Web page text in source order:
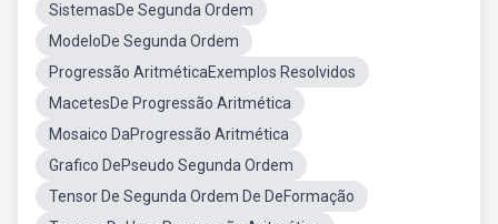
SistemasDe Segunda Ordem
ModeloDe Segunda Ordem
Progressão AritméticaExemplos Resolvidos
MacetesDe Progressão Aritmética
Mosaico DaProgressão Aritmética
Grafico DePseudo Segunda Ordem
Tensor De Segunda Ordem De DeFormação